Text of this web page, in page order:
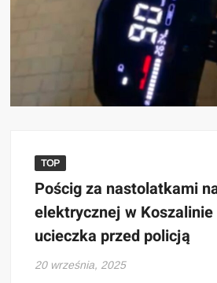
TOP
Pościg za nastolatkami
elektrycznej w
ucieczka przed policją
20 września, 2025